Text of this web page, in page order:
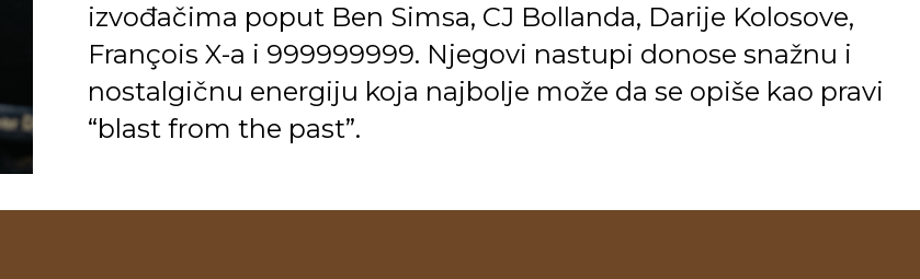
izvođačima poput Ben Simsa, CJ Bollanda, Darije Kolosove,
François X-a i 999999999. Njegovi nastupi donose snažnu i
nostalgičnu energiju koja najbolje može da se opiše kao pravi
“blast from the past”.